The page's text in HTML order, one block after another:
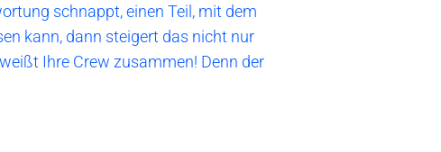
schnappt, einen Teil, mit dem
kann, dann steigert das nicht nur
Ihre Crew zusammen! Denn der